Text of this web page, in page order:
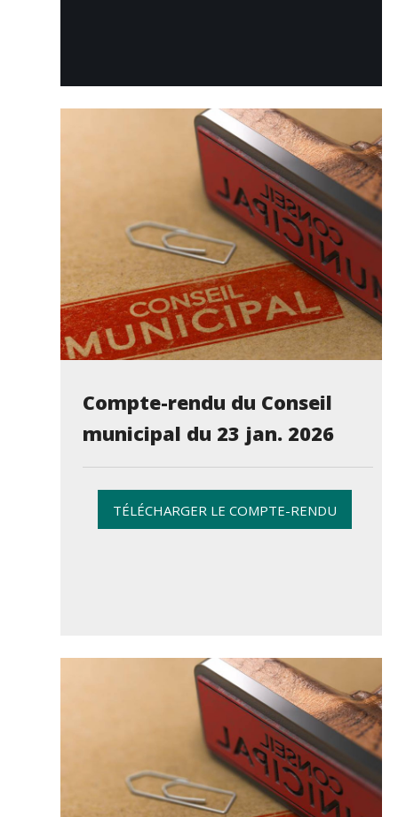
Compte-rendu du Conseil
municipal du 23 jan. 2026
TÉLÉCHARGER LE COMPTE-RENDU